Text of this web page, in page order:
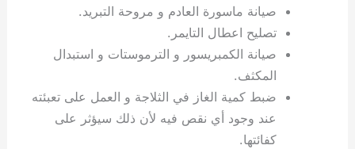
صيانة ماسورة العادم و مروحة التبريد.
تصليح اعطال التايمر.
صيانة الكمبريسور و الترموستات و استبدال
المكثف.
ضبط كمية الغاز في الثلاجة و العمل على تعبئته
عند وجود أي نقص فيه لأن ذلك سيؤثر على
كفائتها.